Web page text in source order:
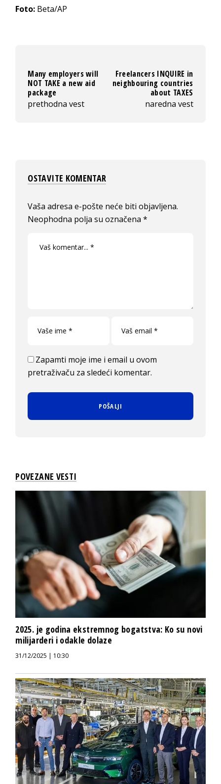
Foto: Beta/AP
Many employers will
NOT TAKE a new aid
package
prethodna vest
Freelancers INQUIRE in
neighbouring countries
about TAXES
naredna vest
OSTAVITE KOMENTAR
Vaša adresa e-pošte neće biti objavljena.
Neophodna polja su označena*
Zapamti moje ime i email u ovom
pretraživaču za sledeći komentar.
POVEZANE VESTI
2025. je godina ekstremnog bogatstva: Ko su novi
milijarderi i odakle dolaze
31/12/2025 | 10:30